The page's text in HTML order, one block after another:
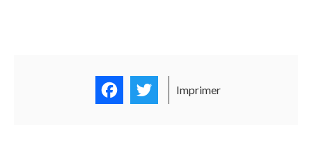
FacebookTwitter
Imprimer